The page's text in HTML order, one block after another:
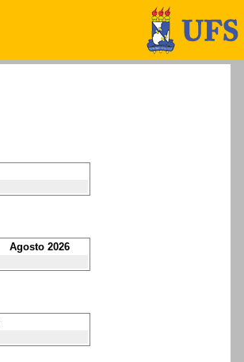
Agosto 2026